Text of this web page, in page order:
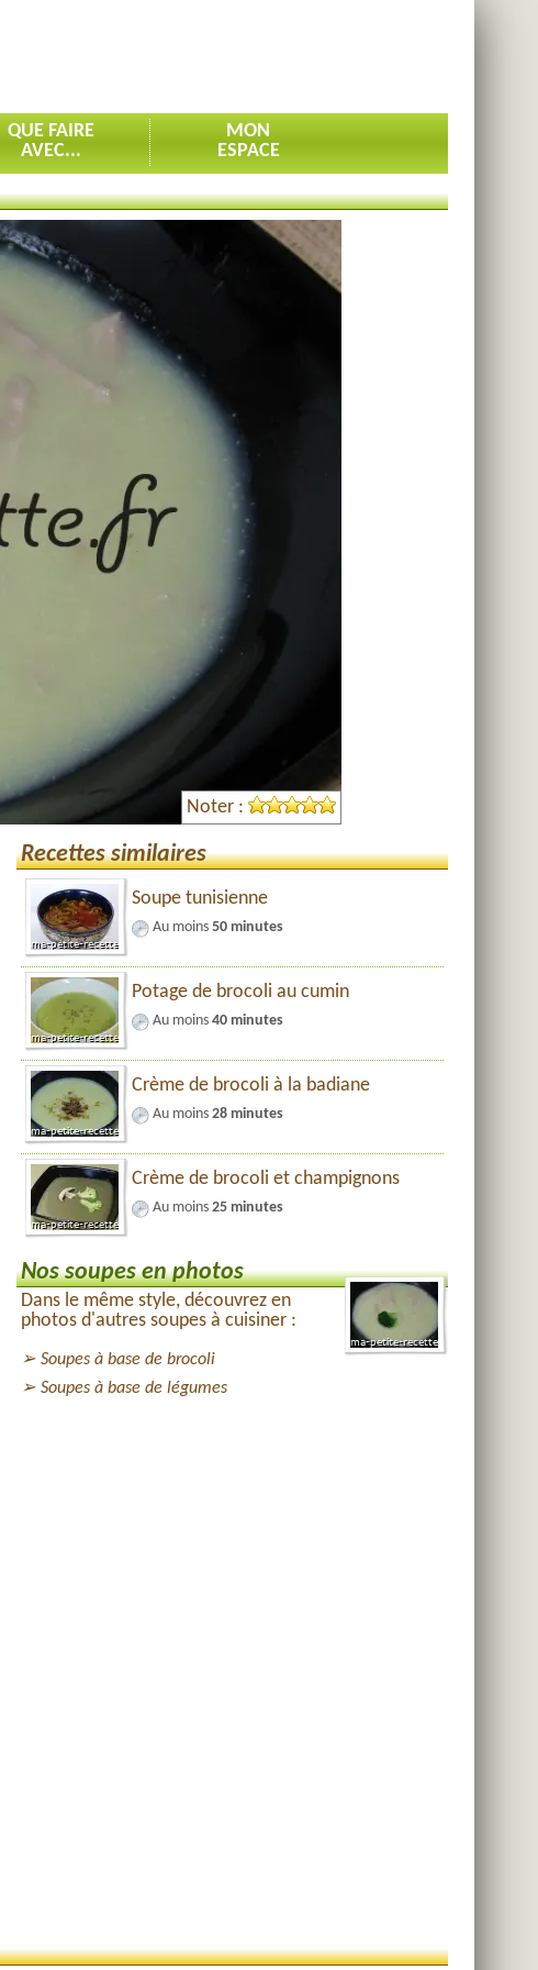
QUE FAIRE
AVEC...
MON
ESPACE
Noter :
Recettes similaires
Soupe tunisienne
Au moins 50 minutes
Potage de brocoli au cumin
Au moins 40 minutes
Crème de brocoli à la badiane
Au moins 28 minutes
Crème de brocoli et champignons
Au moins 25 minutes
Nos soupes en photos
Dans le même style, découvrez en
photos d'autres soupes à cuisiner :
Soupes à base de brocoli
Soupes à base de légumes